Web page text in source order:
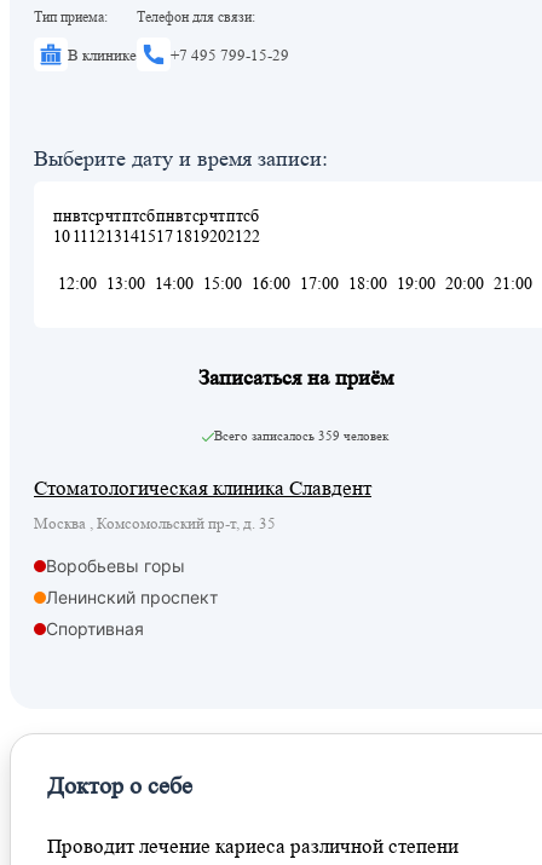
Тип приема:
В клинике
Телефон для связи:
+7 495 799-15-29
Выберите дату и время записи:
пн
10
вт
11
ср
12
чт
13
пт
14
сб
15
пн
17
вт
18
ср
19
чт
20
пт
21
сб
22
12:00 13:00 14:00 15:00 16:00 17:00 18:00 19:00 20:00 21:00
Записаться на приём
Всего записалось 359 человек
Стоматологическая клиника Славдент
Москва , Комсомольский пр-т, д. 35
Воробьевы горы
Ленинский проспект
Спортивная
Доктор о себе
Проводит лечение кариеса различной степени